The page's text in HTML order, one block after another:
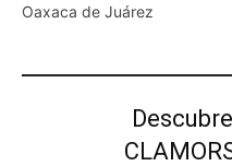
Oaxaca de Juárez